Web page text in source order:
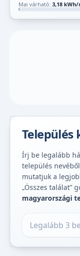
Mai várható: 3,18 kWh/
Település
Írj be legalább
település
mutatjuk a
„Összes találat”
magyarországi